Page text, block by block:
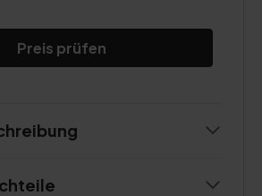
Preis prüfen